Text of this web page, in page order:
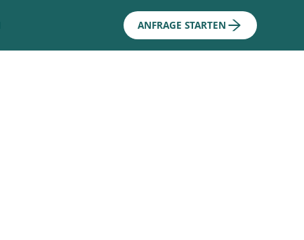
ANFRAGE STARTEN